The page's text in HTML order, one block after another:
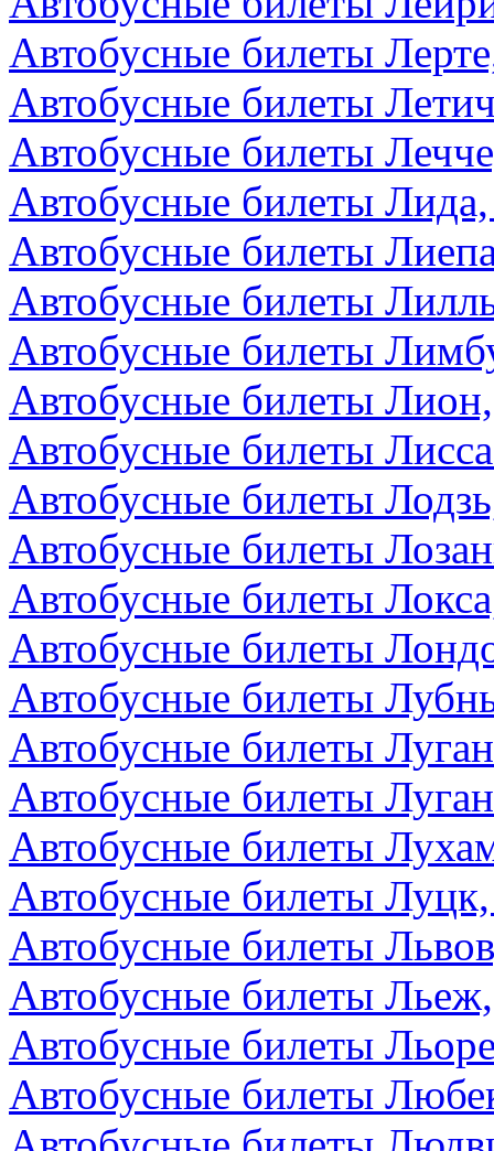
Автобусные билеты
Автобусные билеты
Автобусные билеты
Автобусные билеты Лида,
Автобусные билеты
Автобусные билеты
Автобусные билеты
Автобусные билеты
Автобусные билеты
Автобусные билеты
Автобусные билеты
Автобусные билеты
Автобусные билеты
Автобусные билеты
Автобусные билеты
Автобусные билеты
Автобусные билеты
Автобусные билеты
Автобусные билеты
Автобусные билеты
Автобусные билеты
Автобусные билеты